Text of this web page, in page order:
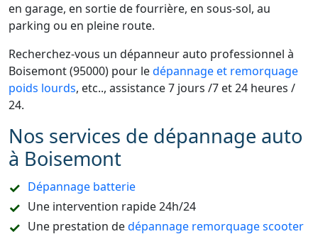
en garage, en sortie de fourrière, en sous-sol, au
parking ou en pleine route.
Recherchez-vous un dépanneur auto professionnel à
Boisemont (95000) pour ledépannage et remorquage
poids lourds, etc.., assistance 7 jours /7 et 24 heures /
24.
Nos services de dépannage auto
à Boisemont
Dépannage batterie
Une intervention rapide 24h/24
Une prestation dedépannage remorquage scooter